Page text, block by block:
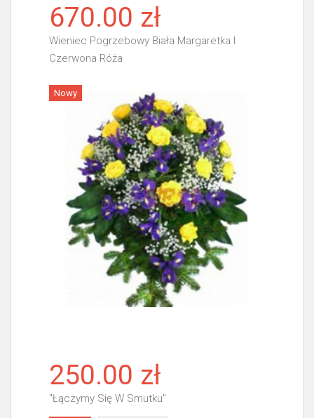
670.00 zł
Wieniec Pogrzebowy Biała Margaretka I
Czerwona Róża
Więcej
Nowy
250.00 zł
"Łączymy Się W Smutku"